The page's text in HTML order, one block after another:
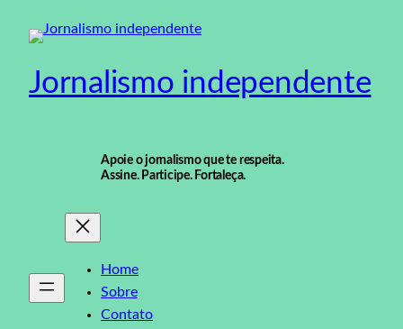
para
conteúdo
Jornalismo independente
Apoie o jornalismo que te respeita.
Assine. Participe. Fortaleça.
Home
Sobre
Contato